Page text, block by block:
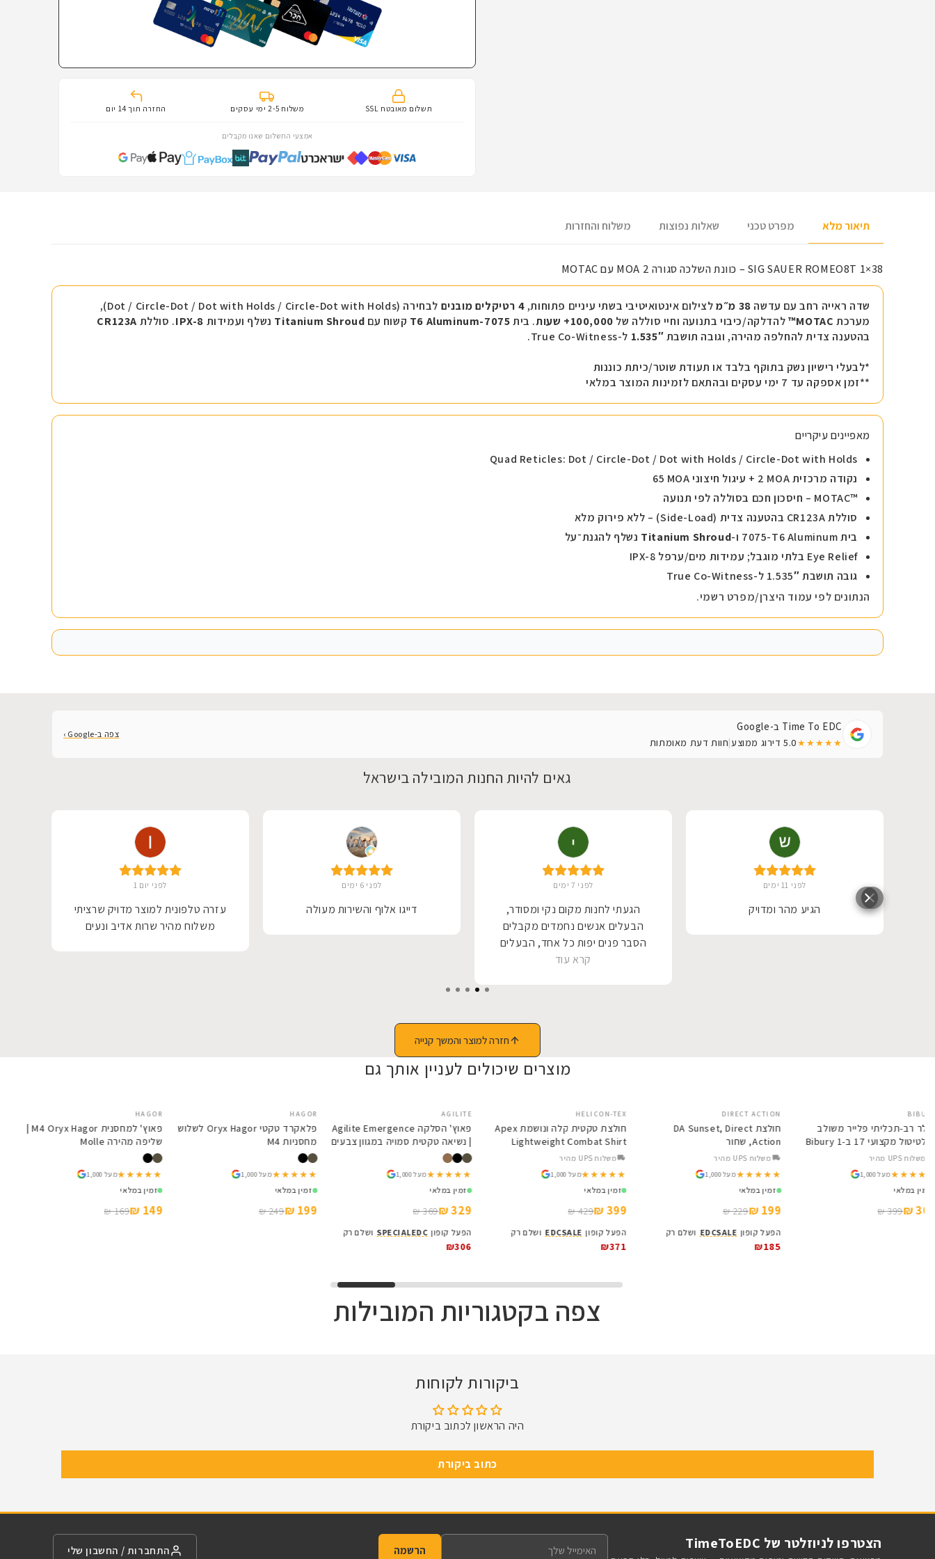
תשלום מאובטח SSL משלוח 2-5 ימי עסקים החזרה תוך 14 יום
אמצעי התשלום שאנו מקבלים
תיאור מלא מפרט טכני שאלות נפוצות משלוח והחזרות
SIG SAUER ROMEO8T 1×38 – כוונת השלכה סגורה 2 MOA עם MOTAC
שדה ראייה רחב עם עדשה 38 מ״מ לצילום אינטואיטיבי בשתי עיניים פתוחות, 4 רטיקלים מובנים
לבחירה (Dot / Circle-Dot / Dot with Holds / Circle-Dot with Holds),
מערכת MOTAC™ להדלקה/כיבוי בתנועה וחיי סוללה של 100,000+ שעות . בית7075-T6 Aluminum קשוח עם Titanium Shroud נשלף ועמידות IPX-8. סוללת CR123A
בהטענה צדית להחלפה מהירה, וגובה תושבת1.535″ ל-True Co-Witness.
*לבעלי רישיון נשק בתוקף בלבד או תעודת שוטר/כיתת כוננות
**זמן אספקה עד 7 ימי עסקים ובהתאם לזמינות המוצר במלאי
מאפיינים עיקריים
Quad Reticles: Dot / Circle-Dot / Dot with Holds / Circle-Dot with Holds
נקודה מרכזית2 MOA + עיגול חיצוני65 MOA
MOTAC™ – חיסכון חכם בסוללה לפי תנועה
סוללתCR123A בהטענה צדית (Side-Load) – ללא פירוק מלא
בית7075-T6 Aluminum ו-Titanium Shroud נשלף להגנת־על
Eye Relief בלתי מוגבל; עמידות מים/ערפל
IPX-8
גובה תושבת1.535″ ל-True Co-Witness
הנתונים לפי עמוד היצרן/מפרט רשמי.
Time To EDC ב-Google
★★★★★
5.0דירוג ממוצע|חוות דעת מאומתות
צפה ב-Google ›
גאים להיות החנות המובילה בישראל
לפני יום 1
עזרה טלפונית למוצר מדויק שרציתי
משלוח מהיר שרות אדיב ונעים
לפני 6 ימים
דייגו אלוף והשירות מעולה
לפני 7 ימים
הגעתי לחנות מקום נקי ומסודר,
הבעלים אנשים נחמדים מקבלים
הסבר פנים יפות כל אחד, הבעלים
מסביר לכל אחד הסבר על המוצר
קרא עוד
לפני 11 ימים
הגיע מהר ומדויק
כל
חזרה למוצר והמשך קנייה
מוצרים שיכולים לעניין אותך גם
SALE
BIBURY
אולר רב-תכליתי פלייר משולב
מולטיטול מקצועי 17 ב-1 Bibury
Base BI2045
משלוח UPS מהיר
★★★★★
★★★★★מעל 1,000
זמין במלאי
369 ₪
399 ₪
SALE
DIRECT ACTION
חולצת DA Sunset, Direct
Action, שחור
משלוח UPS מהיר
★★★★★
★★★★★מעל 1,000
זמין במלאי
199 ₪
229 ₪
הפעל קופון EDCSALE ושלם רק
₪185
SALE
HELICON-TEX
חולצת טקטית קלה ונושמת Apex
Lightweight Combat Shirt
Helikon-Tex
משלוח UPS מהיר
★★★★★
★★★★★ מעל 1,000
זמין במלאי
399 ₪
429 ₪
הפעל קופון EDCSALE ושלם רק
₪371
SALE
AGILITE
פאוץ' הסלקה Agilite Emergence
| נשיאה טקטית סמויה במגוון צבעים
★★★★★
★★★★★מעל 1,000
זמין במלאי
329 ₪
369 ₪
הפעל קופון SPECIALEDC ושלם רק
₪306
HAGOR
פלאקרד טקטי Oryx Hagor לשלוש
מחסניות M4
★★★★★
★★★★★מעל 1,000
זמין במלאי
199 ₪
249 ₪
HAGOR
שליפה מהירה Molle
★★★★★
★★★★★ מעל 1,000
זמין במלאי
149 ₪
169 ₪
צפה בקטגוריות המובילות
EDC Series Osight S
ביקורות לקוחות
היה הראשון לכתוב ביקורת
כתוב ביקורת
הצטרפו לניוזלטר של TimeToEDC הרשמה התחברות / החשבון שלי